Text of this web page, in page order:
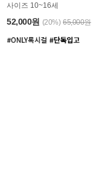
사이즈 10~16세
52,000원 (20%) 65,000원